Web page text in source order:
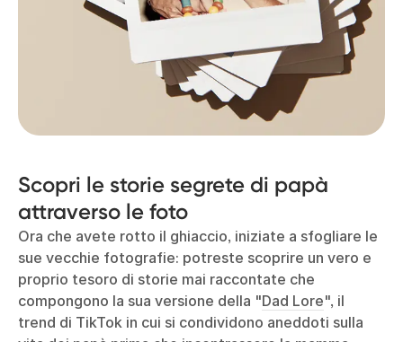
Scopri le storie segrete di papà
attraverso le foto
Ora che avete rotto il ghiaccio, iniziate a sfogliare le
sue vecchie fotografie: potreste scoprire un vero e
proprio tesoro di storie mai raccontate che
compongono la sua versione della "Dad Lore", il
trend di TikTok in cui si condividono aneddoti sulla